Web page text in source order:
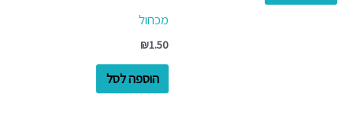
מכחול
₪1.50
הוספה לסל